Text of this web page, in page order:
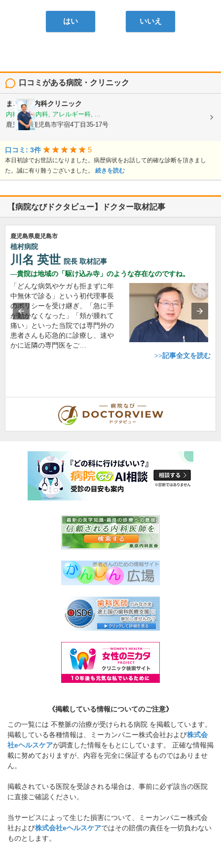
はい いいえ
口コミがある病院・クリニック
まごころ内科クリニック
内科, 神経内科, アレルギー科, ...
鹿児島県鹿児島市宇宿4丁目35-17号
口コミ: 3件 5
本日初診でお世話になりました。病歴病状をお話して的確な診断を頂きまし
た。誠に有り難うございました。 続きを読む
【病院なびドクタビュー】ドクター取材記事
鹿児島県鹿児島市
植村病院
川名 英世 院長 取材記事
貴院は地域の「駆け込み寺」のような存在なのですね。
「どんな病気やケガも拒まずに年
中無休で診る」という初代理事長
のポリシーを受け継ぎ、「急に手
が動かなくなった」「頬が腫れて
痛い」といった当院では専門外の
患者さんも応急的に診療し、速や
かに近隣の専門医をご…
>>記事全文を読む
《掲載している情報についてのご注意》
この一覧には 不整脈の治療が受けられる病院 を掲載しています。
掲載している各種情報は、ミーカンパニー株式会社および株式会
社eヘルスケアが調査した情報をもとにしています。 正確な情報掲
載に努めておりますが、内容を完全に保証するものではありませ
ん。
掲載されている医院を受診される場合は、事前に必ず該当の医院
に直接ご確認ください。
当サービスによって生じた損害について、ミーカンパニー株式会
社および株式会社eヘルスケアではその賠償の責任を一切負わない
ものとします。